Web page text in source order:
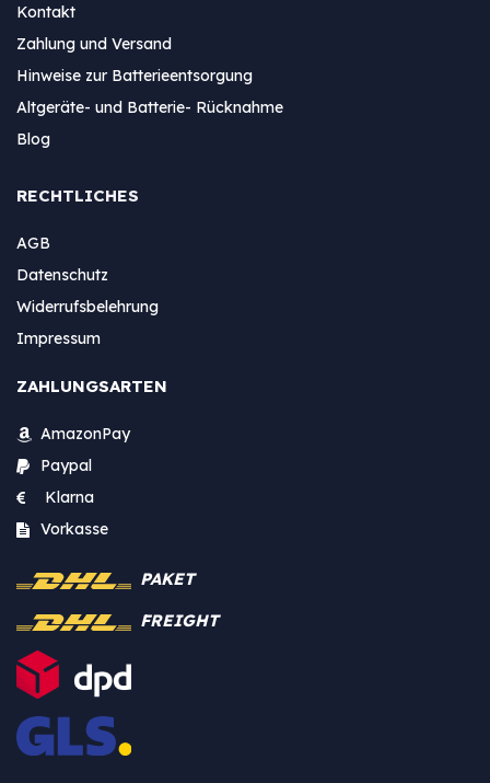
Kontakt
Zahlung und Versand
Hinweise zur Batterieentsorgung
Altgeräte- und Batterie- Rücknahme
Blog
RECHTLICHES
AGB
Datenschutz
Widerrufsbelehrung
Impressum
ZAHLUNGSARTEN
AmazonPay
Paypal
Klarna
Vorkasse
PAKET
FREIGHT